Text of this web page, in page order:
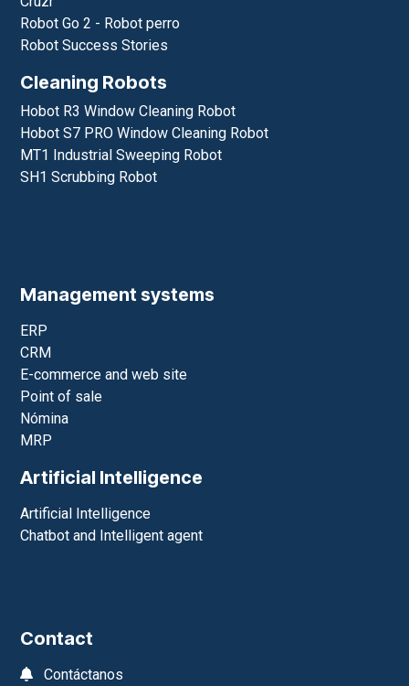
Robot Go 2 - Robot perro
Robot Success Stories
Cleaning Robots
Hobot R3 Window Cleaning Robot
Hobot S7 PRO Window Cleaning Robot
MT1 Industrial Sweeping Robot
SH1 Scrubbing Robot
Management systems
ERP
CRM
E-commerce and web site
Point of sale
Nómina
MRP
Artificial Intelligence
Artificial Intelligence
Chatbot and Intelligent agent
Contact
Contáctanos